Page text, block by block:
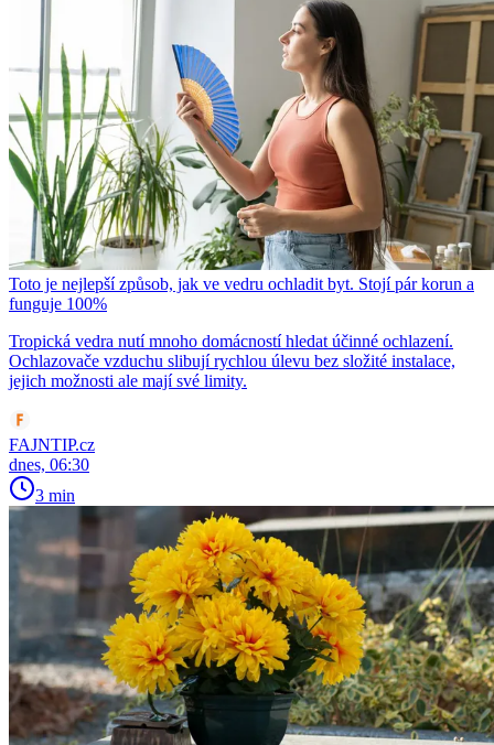
Toto je nejlepší způsob, jak ve vedru ochladit byt. Stojí pár korun a
funguje 100%
Tropická vedra nutí mnoho domácností hledat účinné ochlazení.
Ochlazovače vzduchu slibují rychlou úlevu bez složité instalace,
jejich možnosti ale mají své limity.
FAJNTIP.cz
dnes, 06:30
3 min